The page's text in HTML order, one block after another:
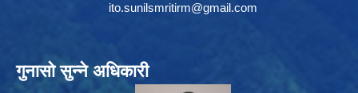
ito.sunilsmritirm@gmail.com
गुनासो सुन्ने अधिकारी